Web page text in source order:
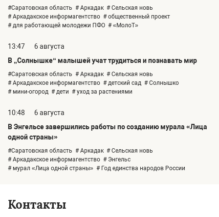
#Саратовская область # Аркадак # Сельская новь
# Аркадакское информагентство # общественный проект
# для работающей молодежи ПФО # «МолоТ»
13:47
6 августа
В „Солнышке“ малышей учат трудиться и познавать мир
#Саратовская область # Аркадак # Сельская новь
# Аркадакское информагентство # детский сад # Солнышко
# мини-огород # дети # уход за растениями
10:48
6 августа
В Энгельсе завершились работы по созданию мурала «Лица
одной страны»
#Саратовская область # Аркадак # Сельская новь
# Аркадакское информагентство # Энгельс
# мурал «Лица одной страны» # Год единства народов России
Контакты